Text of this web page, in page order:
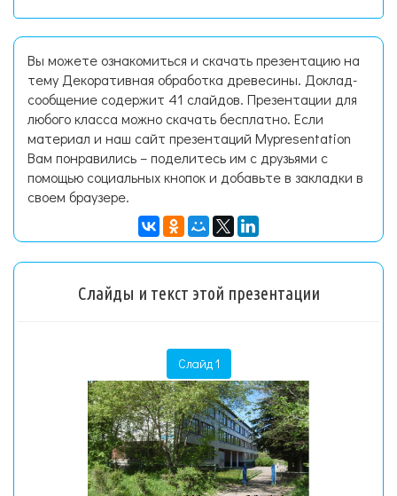
Вы можете ознакомиться и скачать презентацию на
тему Декоративная обработка древесины. Доклад-
сообщение содержит 41 слайдов. Презентации для
любого класса можно скачать бесплатно. Если
материал и наш сайт презентаций Mypresentation
Вам понравились – поделитесь им с друзьями с
помощью социальных кнопок и добавьте в закладки в
своем браузере.
Слайды и текст этой презентации
Слайд 1